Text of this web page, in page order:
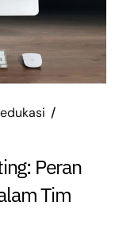
Peran
Tim